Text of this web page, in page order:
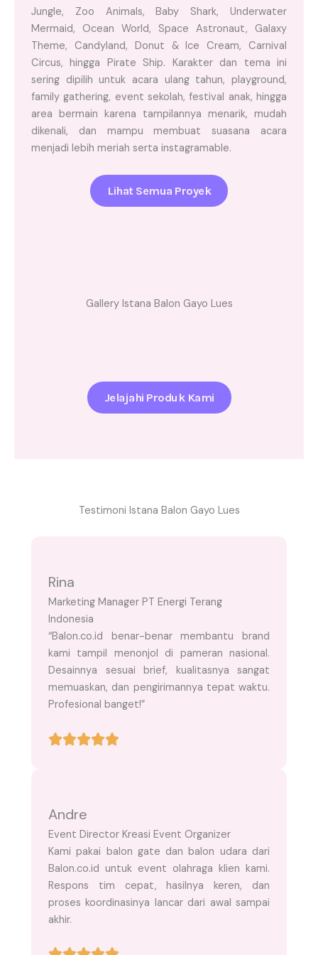
Jungle, Zoo Animals, Baby Shark, Underwater
Mermaid, Ocean World, Space Astronaut, Galaxy
Theme, Candyland, Donut & Ice Cream, Carnival
Circus, hingga Pirate Ship. Karakter dan tema ini
sering dipilih untuk acara ulang tahun, playground,
family gathering, event sekolah, festival anak, hingga
area bermain karena tampilannya menarik, mudah
dikenali, dan mampu membuat suasana acara
menjadi lebih meriah serta instagramable.
Lihat Semua Proyek
Gallery Istana Balon Gayo Lues
Jelajahi Produk Kami
Testimoni Istana Balon Gayo Lues
Rina
Marketing Manager PT Energi Terang
Indonesia
“Balon.co.id benar-benar membantu brand
kami tampil menonjol di pameran nasional.
Desainnya sesuai brief, kualitasnya sangat
memuaskan, dan pengirimannya tepat waktu.
Profesional banget!”
Andre
Event Director Kreasi Event Organizer
Kami pakai balon gate dan balon udara dari
Balon.co.id untuk event olahraga klien kami.
Respons tim cepat, hasilnya keren, dan
proses koordinasinya lancar dari awal sampai
akhir.